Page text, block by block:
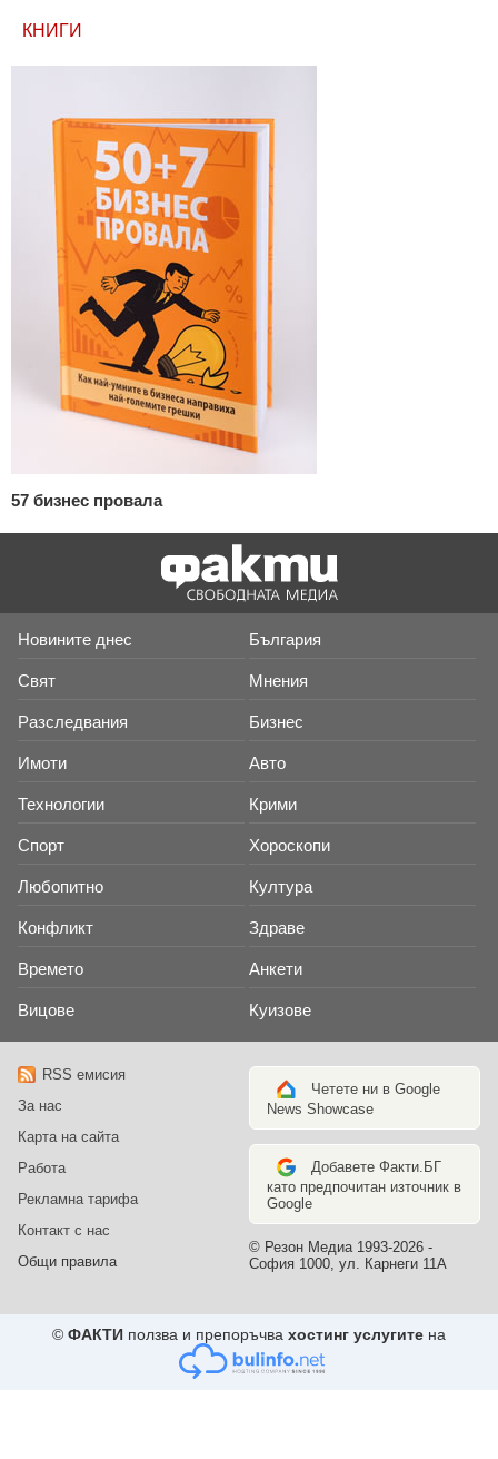
КНИГИ
57 бизнес провала
Новините днес България
Свят Мнения
Разследвания Бизнес
Имоти Авто
Технологии Крими
Спорт Хороскопи
Любопитно Култура
Конфликт Здраве
Времето Анкети
Вицове Куизове
RSS емисия
За нас
Карта на сайта
Работа
Рекламна тарифа
Контакт с нас
Общи правила
Четете ни в Google
News Showcase
Добавете Факти.БГ
като предпочитан източник в
Google
© Резон Медиа 1993-2026 -
София 1000, ул. Карнеги 11А
© ФАКТИ ползва и препоръчва хостинг услугите на